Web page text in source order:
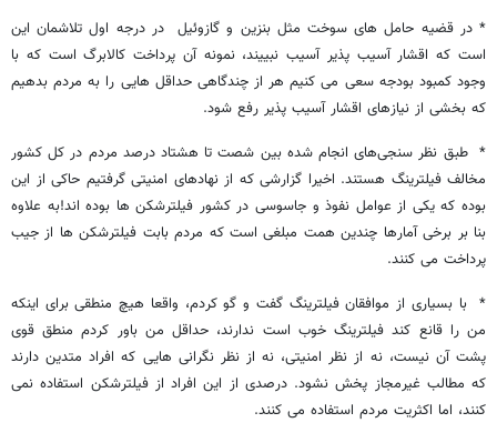
* در قضیه حامل های سوخت مثل بنزین و گازوئیل در درجه اول تلاشمان این
است که اقشار آسیب پذیر آسیب نبییند، نمونه آن پرداخت کالابرگ است که با
وجود کمبود بودجه سعی می کنیم هر از چندگاهی حداقل هایی را به مردم بدهیم
که بخشی از نیازهای اقشار آسیب پذیر رفع شود.
* طبق نظر سنجی‌های انجام شده بین شصت تا هشتاد درصد مردم در کل کشور
مخالف فیلترینگ هستند. اخیرا گزارشی که از نهادهای امنیتی گرفتیم حاکی از این
بوده که یکی از عوامل نفوذ و جاسوسی در کشور فیلترشکن ها بوده اند!به علاوه
بنا بر برخی آمارها چندین همت مبلغی است که مردم بابت فیلترشکن ها از جیب
پرداخت می کنند.
* با بسیاری از موافقان فیلترینگ گفت و گو کردم، واقعا هیچ منطقی برای اینکه
من را قانع کند فیلترینگ خوب است ندارند، حداقل من باور کردم منطق قوی
پشت آن نیست، نه از نظر امنیتی، نه از نظر نگرانی هایی که افراد متدین دارند
که مطالب غیرمجاز پخش نشود. درصدی از این افراد از فیلترشکن استفاده نمی
کنند، اما اکثریت مردم استفاده می کنند.